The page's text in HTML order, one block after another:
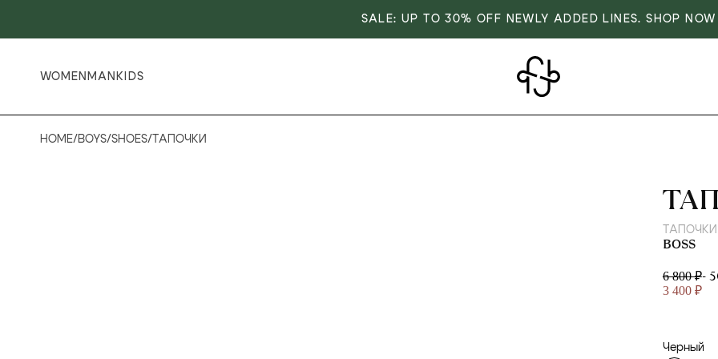
SALE: UP TO 30% OFF NEWLY ADDED LINES. SHOP NOW
WOMEN MAN KIDS
HOME/ BOYS/SHOES/ ТАПОЧКИ
ТАПОЧКИ
BOSS
6 800 ₽-
3 400 ₽
Черный